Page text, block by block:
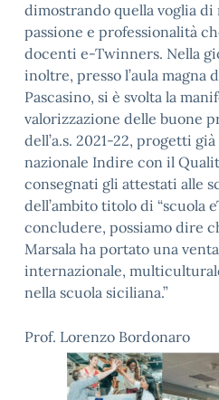
dimostrando quella voglia
passione e professionalità
docenti e-Twinners. Nella
inoltre, presso l’aula magna
Pascasino, si è svolta la
valorizzazione delle buone
dell’a.s. 2021-22, progetti
nazionale Indire con il
consegnati gli attestati alle
dell’ambito titolo di “scuola
concludere, possiamo dire
Marsala ha portato una
internazionale,
nella scuola siciliana.”
Prof. Lorenzo Bordonaro